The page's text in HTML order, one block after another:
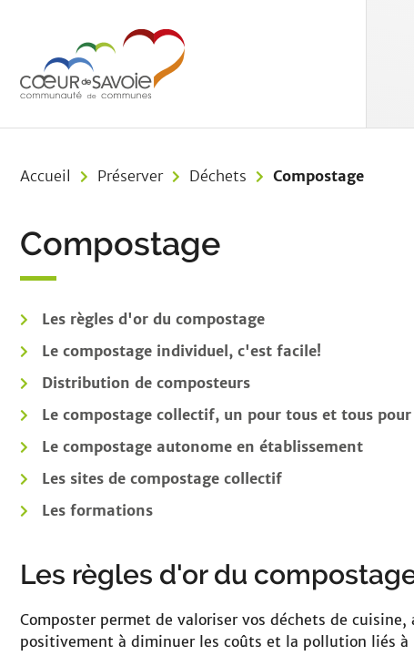
Accueil Préserver Déchets Compostage
Compostage
Les règles d'or du compostage
Le compostage individuel, c'est facile!
Distribution de composteurs
Le compostage collectif, un pour tous et tous
Le compostage autonome en établissement
Les sites de compostage collectif
Les formations
Les règles d'or du
Composter permet de valoriser vos déchets de
positivement à diminuer les coûts et la pollution liés